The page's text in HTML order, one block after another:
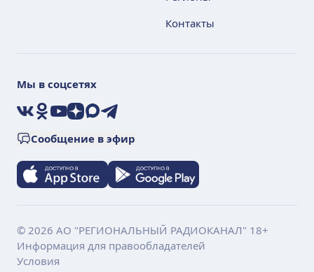
Контакты
Мы в соцсетях
VKOkYouTube
ДзенMaxTelegram
Сообщение в эфир
© 2026 АО "РЕГИОНАЛЬНЫЙ РАДИОКАНАЛ" 18+
Информация для правообладателей
Условия